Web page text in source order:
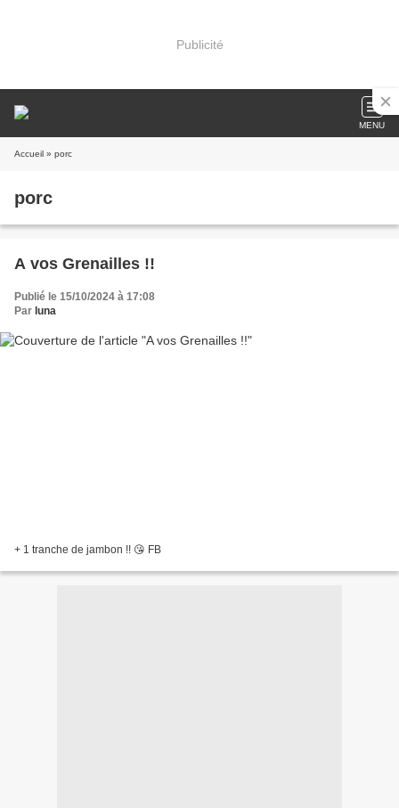
Publicité
MENU
Accueil » porc
porc
A vos Grenailles !!
Publié le 15/10/2024 à 17:08
Par luna
+ 1 tranche de jambon !! 😘 FB